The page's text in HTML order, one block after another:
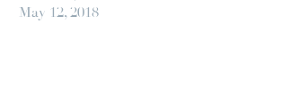
May 12, 2018